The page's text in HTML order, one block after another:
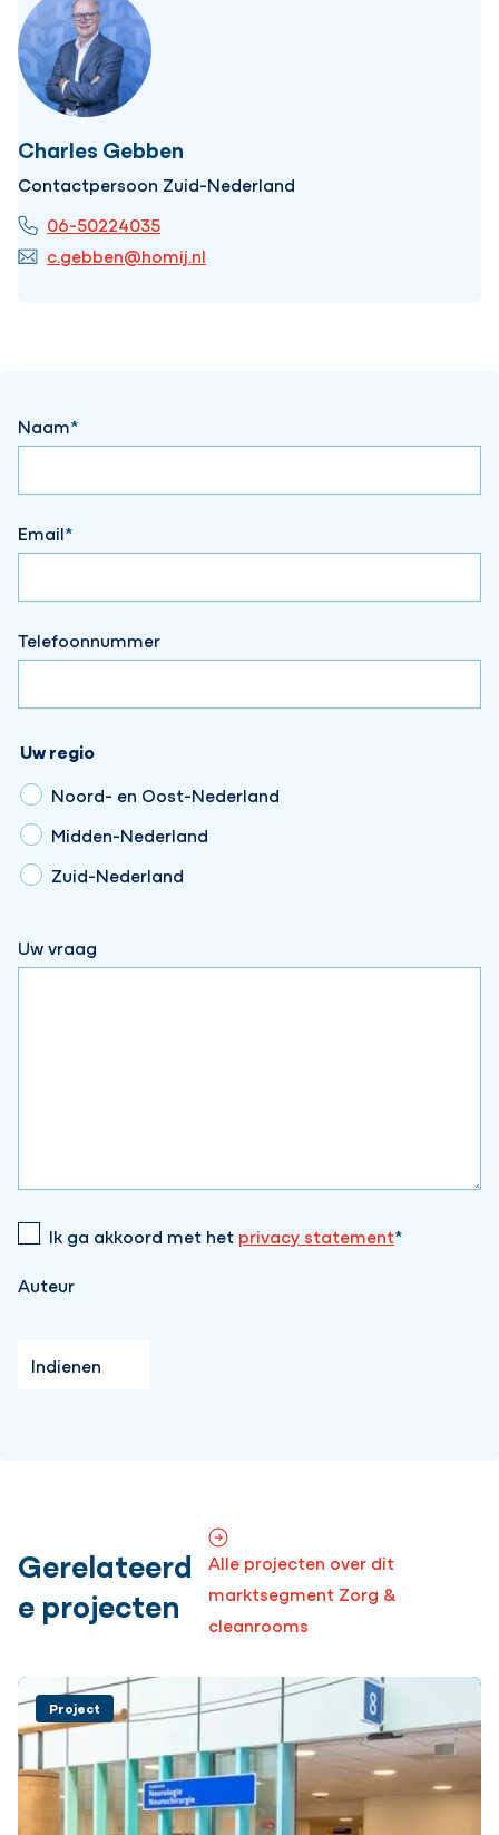
Charles Gebben
Contactpersoon Zuid-Nederland
06-50224035
c.gebben@homij.nl
Naam
Email
Telefoonnummer
Uw regio
Noord- en Oost-Nederland
Midden-Nederland
Zuid-Nederland
Uw vraag
Ik ga akkoord met het privacy statement
Auteur
Gerelateerd
e projecten
Alle projecten over dit
marktsegment Zorg &
cleanrooms
Project